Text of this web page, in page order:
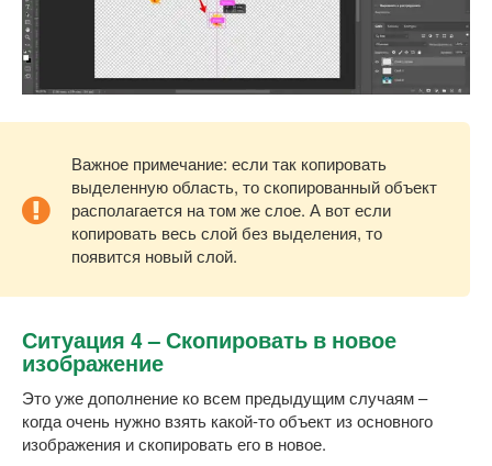
Важное примечание: если так копировать
выделенную область, то скопированный объект
располагается на том же слое. А вот если
копировать весь слой без выделения, то
появится новый слой.
Ситуация 4 – Скопировать в новое
изображение
Это уже дополнение ко всем предыдущим случаям –
когда очень нужно взять какой-то объект из основного
изображения и скопировать его в новое.